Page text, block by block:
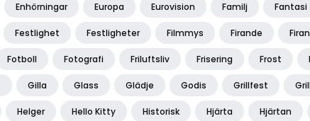
Enhörningar Europa Eurovision Familj Fantasi
Festlighet Festligheter Filmmys Firande
Fotboll Fotografi Friluftsliv Frisering Frost
Gilla Glass Glädje Godis Grillfest
Helger Hello Kitty Historisk Hjärta Hjärtan